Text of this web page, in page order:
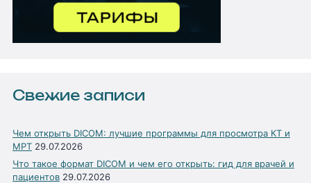
Свежие записи
Чем открыть DICOM: лучшие программы для просмотра КТ и
МРТ 29.07.2026
Что такое формат DICOM и чем его открыть: гид для врачей и
пациентов 29.07.2026